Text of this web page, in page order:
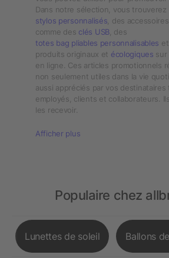
Dans notre sélection, vous trouverez
stylos personnalisés , des
comme des clés USB, des
totes bag pliables personnalisables
produits originaux et écologiques sur
en ligne. Ces articles promotionnels
non seulement utiles dans la vie
aussi appréciés par vos destinataires
employés, clients et collaborateurs.
les recevoir.
Afficher plus
Populaire chez
Lunettes de soleil Ballons